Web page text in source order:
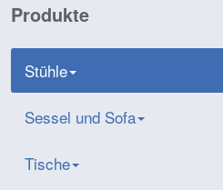
Produkte
Stühle
Sessel und Sofa
Tische